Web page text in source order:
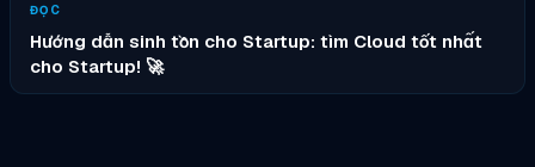
ĐỌC
Hướng dẫn sinh tồn cho Startup: tìm Cloud tốt nhất
cho Startup! 🚀